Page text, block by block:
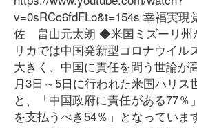
v=0sRCc6fdFLo&t=154s 幸福実現
佐 畠山元太朗 ◆米国ミズーリ州
リカでは中国発新型コロナウイル
大きく、中国に責任を問う世論が
月3日～5日に行われた米国ハリス
と、「中国政府に責任がある77％
を支払うべき54％」となっていま